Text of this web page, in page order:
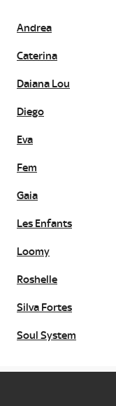
NOW
Andrea
Caterina
Daiana Lou
Diego
Eva
Fem
Gaia
Les Enfants
Loomy
Roshelle
Silva Fortes
Soul System